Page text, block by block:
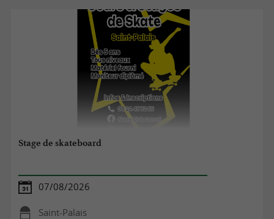
Stage de skateboard
07/08/2026
Saint-Palais